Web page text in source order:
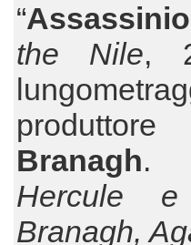
“
the Nile,
Branagh.
Hercule
Branagh,